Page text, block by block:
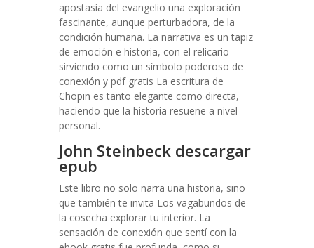
apostasía del evangelio una exploración
fascinante, aunque perturbadora, de la
condición humana. La narrativa es un tapiz
de emoción e historia, con el relicario
sirviendo como un símbolo poderoso de
conexión y pdf gratis La escritura de
Chopin es tanto elegante como directa,
haciendo que la historia resuene a nivel
personal.
John Steinbeck descargar
epub
Este libro no solo narra una historia, sino
que también te invita Los vagabundos de
la cosecha explorar tu interior. La
sensación de conexión que sentí con la